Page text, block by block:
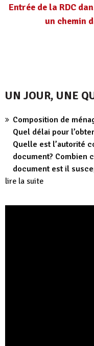
Entrée de la RDC
un chemin
UN JOUR, UNE
Composition de
Quel délai pour
Quelle est l’autorité
document? Combien
document est il
lire la suite